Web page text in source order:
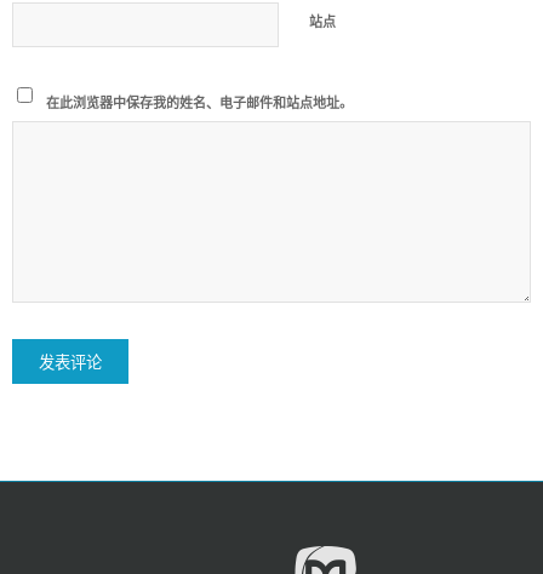
站点
在此浏览器中保存我的姓名、电子邮件和站点地址。